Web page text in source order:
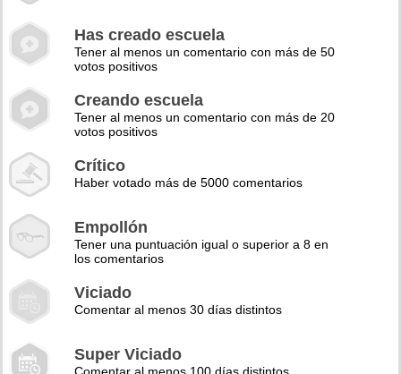
Has creado escuela
Tener al menos un comentario con más de 50
votos positivos
Creando escuela
Tener al menos un comentario con más de 20
votos positivos
Crítico
Haber votado más de 5000 comentarios
Empollón
Tener una puntuación igual o superior a 8 en
los comentarios
Viciado
Comentar al menos 30 días distintos
Super Viciado